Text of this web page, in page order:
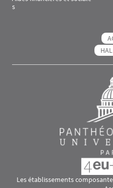
s
Les établissements